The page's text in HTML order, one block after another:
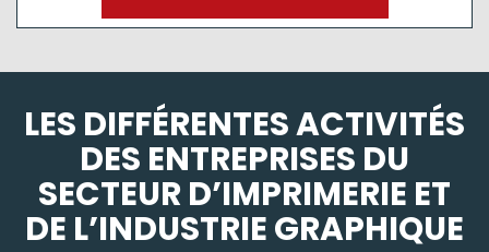
LES DIFFÉRENTES ACTIVITÉS
DES ENTREPRISES DU
SECTEUR D’IMPRIMERIE ET
DE L’INDUSTRIE GRAPHIQUE